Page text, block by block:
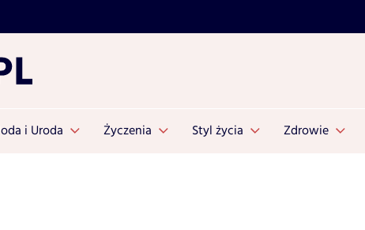
i Uroda Życzenia Styl życia Zdrowie